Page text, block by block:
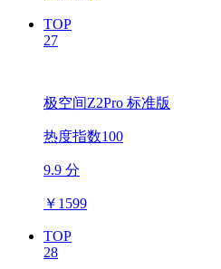
TOP
27
极空间Z2Pro 标准版
热度指数100
9.9 分
￥ 1599
TOP
28